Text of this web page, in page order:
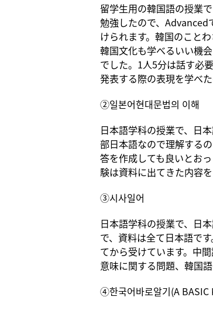
留学生用の韓国語の授業
勉強したので、Advanced
けられます。韓国のこと
韓国文化も学べるいい機
でした。1人5分は話す必
発表する際の表現を学べた
②일본어현대문법의 이해
日本語学科の授業で、日
部日本語なので理解する
答を作成しても良いとお
験は資料に出てきた内容
③시사일어
日本語学科の授業で、日
で、資料は全て日本語で
てから受けています。中
意味に関する問題、韓国
④한국어바로알기(A BASIC